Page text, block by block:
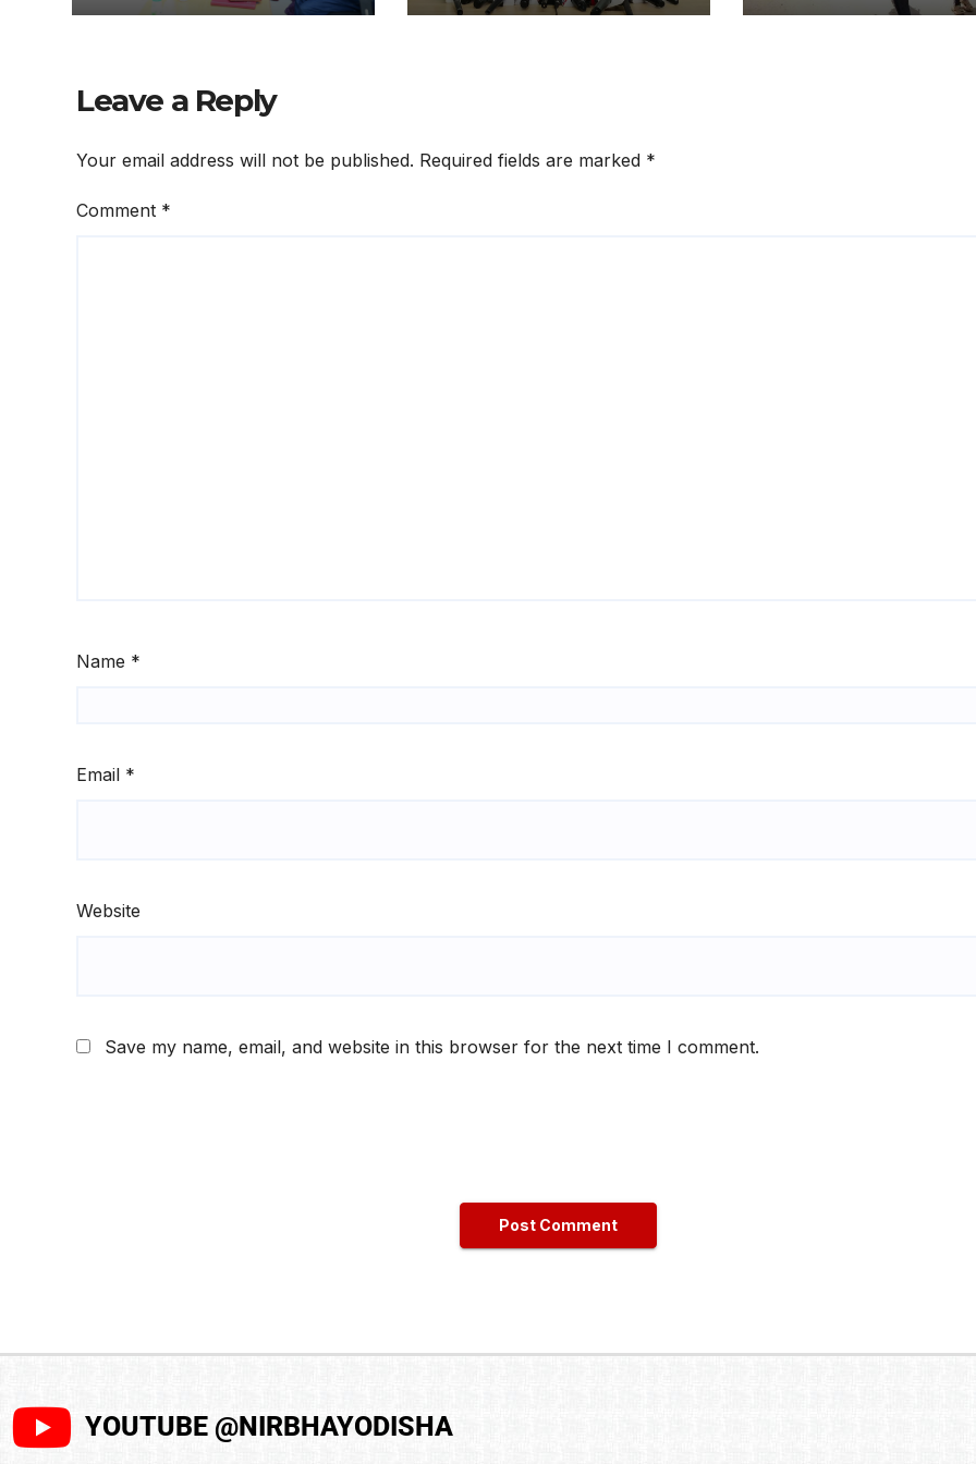
ବୋର୍ଡର ପ୍ରଥମ ବୈଠକ
ପ୍ରତିଶ୍ରୁତି ଆସୁଛି, ନିବେଶ
Hostel Citing
Leave a Reply
Your email address will not be published. Required fields are marked *
Comment *
Name *
Email *
Website
Save my name, email, and website in this browser for the next time I comment.
YOUTUBE @NIRBHAYODISHA